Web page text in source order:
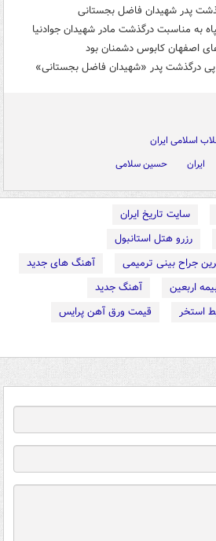
پدر شهیدان فاضل بجستانی
به مناسبت درگذشت مادر شهیدان جوادنیا
اصفهان کابوس دشمنان بود
درگذشت پدر «شهیدان فاضل بجستانی»
اسلامی ایران
ایران حسین سلامی
سایت تاریخ ایران
رزرو هتل استانبول
جراح بینی ترمیمی
آهنگ های جدید
اربعین
آهنگ جدید
استخر
قیمت ورق آهن پرایس